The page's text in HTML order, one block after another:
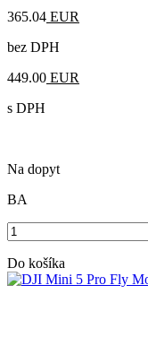
365.04 EUR
bez DPH
449.00 EUR
s DPH
Na dopyt
BA
Do košíka